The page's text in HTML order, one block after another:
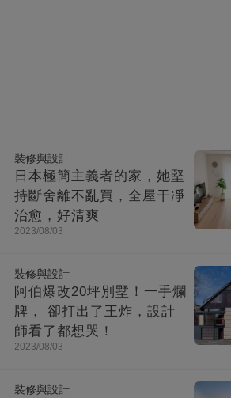
裝修與設計
日本極簡主義者的家，她堅
持斷舍離不亂買，全屋干凈
治愈，好清爽
2023/08/03
裝修與設計
阿伯爆改20坪別墅！一手爛
牌， 卻打出了王炸，設計
師看了都想哭！
2023/08/03
裝修與設計